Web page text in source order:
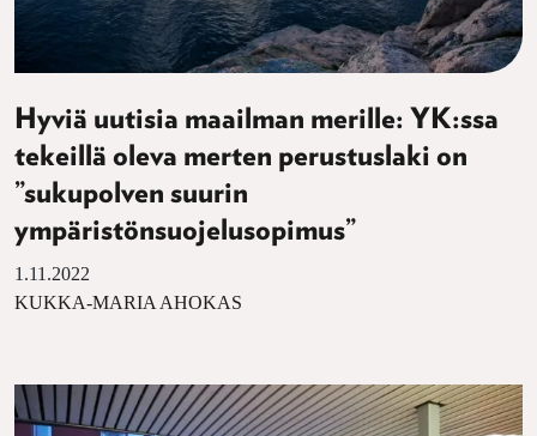
Hyviä uutisia maailman merille: YK:ssa
tekeillä oleva merten perustuslaki on
”sukupolven suurin
ympäristönsuojelusopimus”
1.11.2022
KUKKA-MARIA AHOKAS